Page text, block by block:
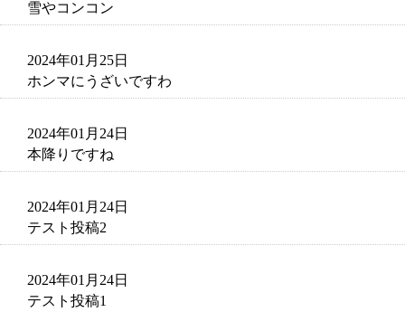
雪やコンコン
2024年01月25日
ホンマにうざいですわ
2024年01月24日
本降りですね
2024年01月24日
テスト投稿2
2024年01月24日
テスト投稿1